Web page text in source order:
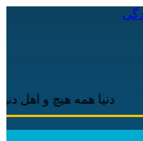
دنیا همه هیچ و اهل دنیا